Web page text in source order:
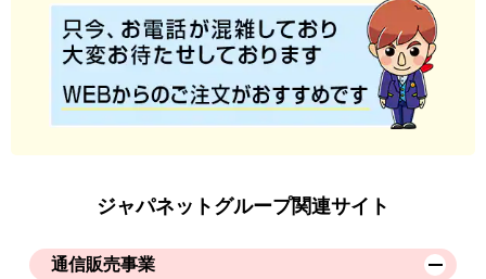
ジャパネットグループ関連サイト
通信販売事業